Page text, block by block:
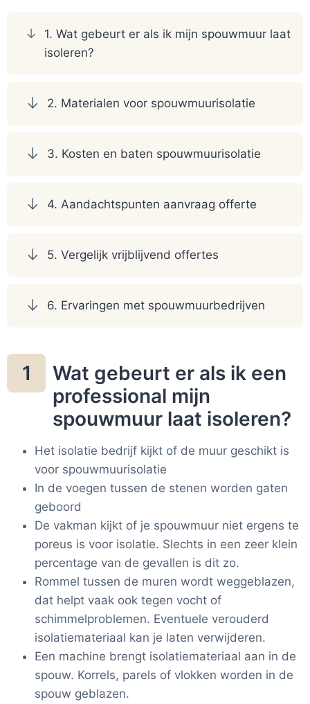
1. Wat gebeurt er als ik mijn spouwmuur laat
isoleren?
2. Materialen voor spouwmuurisolatie
3. Kosten en baten spouwmuurisolatie
4. Aandachtspunten aanvraag offerte
5. Vergelijk vrijblijvend offertes
6. Ervaringen met spouwmuurbedrijven
1
Wat gebeurt er als ik een
professional mijn
spouwmuur laat isoleren?
Het isolatie bedrijf kijkt of de muur geschikt is
voor spouwmuurisolatie
In de voegen tussen de stenen worden gaten
geboord
De vakman kijkt of je spouwmuur niet ergens te
poreus is voor isolatie. Slechts in een zeer klein
percentage van de gevallen is dit zo.
Rommel tussen de muren wordt weggeblazen,
dat helpt vaak ook tegen vocht of
schimmelproblemen. Eventuele verouderd
isolatiemateriaal kan je laten verwijderen.
Een machine brengt isolatiemateriaal aan in de
spouw. Korrels, parels of vlokken worden in de
spouw geblazen.